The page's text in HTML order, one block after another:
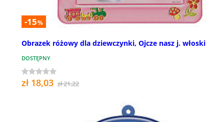
-15%
Obrazek różowy dla dziewczynki, Ojcze nasz j. włoski
DOSTĘPNY
zł 18,03 zł 21,22